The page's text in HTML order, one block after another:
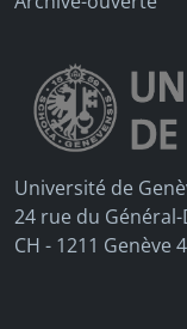
Université de
24 rue du
CH - 1211 Genève 4